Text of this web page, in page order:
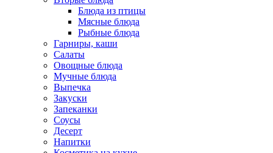
Блюда из птицы
Мясные блюда
Рыбные блюда
Гарниры, каши
Салаты
Овощные блюда
Мучные блюда
Выпечка
Закуски
Запеканки
Соусы
Десерт
Напитки